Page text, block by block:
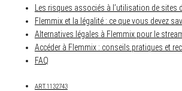
Les risques associés à l’utilisation de sites
Flemmix et la légalité : ce que vous devez
Alternatives légales à Flemmix pour le
Accéder à Flemmix : conseils pratiques et
FAQ
ART.1132743